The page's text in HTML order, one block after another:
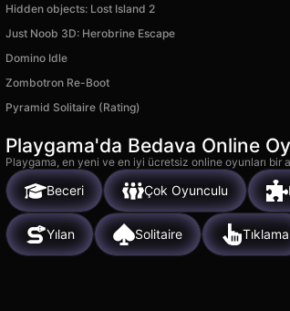
Hidden objects: Lost Island 2
Just Noob 3D: Herobrine Escape
Domino Idle
Zombotron Re-Boot
Pyramid Solitaire (Rating)
Playgama'da Bedava Online
Playgama, en yeni ve en iyi ücretsiz online oyunları bir
Beceri Çok Oyunculu
Yılan Solitaire Tıklama